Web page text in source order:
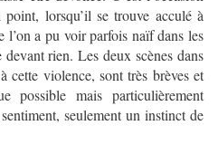
lorsqu’il se trouve acculé à
l’on a pu voir parfois naïf dans les
rien. Les deux scènes dans
cette violence, sont très brèves et
possible mais particulièrement
seulement un instinct de